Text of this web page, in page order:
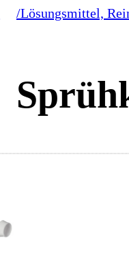
/Lösungsmittel,